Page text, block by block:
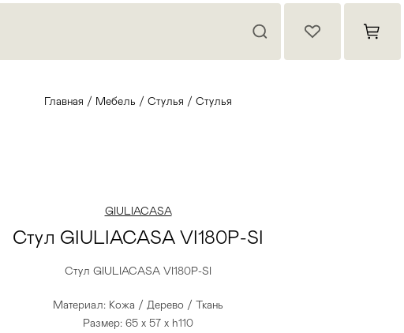
Главная / Мебель / Стулья / Стулья
GIULIACASA
Стул GIULIACASA VI180P-SI
Стул GIULIACASA VI180P-SI
Материал: Кожа / Дерево / Ткань
Размер: 65 x 57 x h110